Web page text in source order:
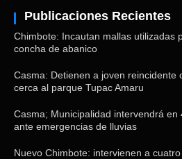
Publicaciones Recientes
Chimbote: Incautan mallas utilizadas
concha de abanico
Casma: Detienen a joven reincidente
cerca al parque Tupac Amaru
Casma; Municipalidad intervendrá
ante emergencias de lluvias
Nuevo Chimbote: intervienen a